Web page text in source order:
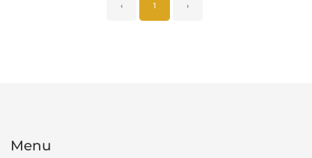
‹ 1 ›
Menu